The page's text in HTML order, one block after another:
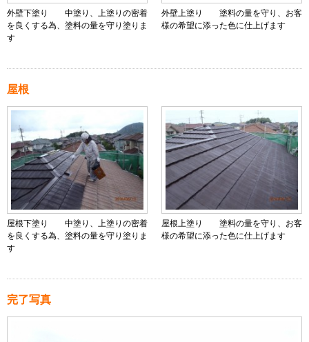
外壁下塗り 中塗り、上塗りの密着
を良くする為、塗料の量を守り塗りま
す
外壁上塗り 塗料の量を守り、お客
様の希望に添った色に仕上げます
屋根
屋根下塗り 中塗り、上塗りの密着
を良くする為、塗料の量を守り塗りま
す
屋根上塗り 塗料の量を守り、お客
様の希望に添った色に仕上げます
完了写真